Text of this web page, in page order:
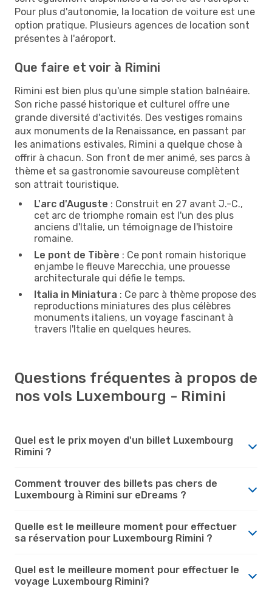
Pour plus d'autonomie, la location de voiture est une
option pratique. Plusieurs agences de location sont
présentes à l'aéroport.
Que faire et voir à Rimini
Rimini est bien plus qu'une simple station balnéaire.
Son riche passé historique et culturel offre une
grande diversité d'activités. Des vestiges romains
aux monuments de la Renaissance, en passant par
les animations estivales, Rimini a quelque chose à
offrir à chacun. Son front de mer animé, ses parcs à
thème et sa gastronomie savoureuse complètent
son attrait touristique.
L'arc d'Auguste : Construit en 27 avant J.-C.,
cet arc de triomphe romain est l'un des plus
anciens d'Italie, un témoignage de l'histoire
romaine.
Le pont de Tibère : Ce pont romain historique
enjambe le fleuve Marecchia, une prouesse
architecturale qui défie le temps.
Italia in Miniatura : Ce parc à thème propose des
reproductions miniatures des plus célèbres
monuments italiens, un voyage fascinant à
travers l'Italie en quelques heures.
Questions fréquentes à propos de
nos vols Luxembourg - Rimini
Quel est le prix moyen d'un billet Luxembourg
Rimini ?
Comment trouver des billets pas chers de
Luxembourg à Rimini sur eDreams ?
Quelle est le meilleure moment pour effectuer
sa réservation pour Luxembourg Rimini ?
Quel est le meilleure moment pour effectuer le
voyage Luxembourg Rimini?